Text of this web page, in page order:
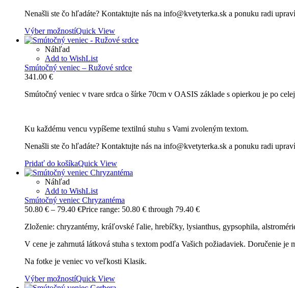
Nenašli ste čo hľadáte? Kontaktujte nás na info@kvetyterka.sk a ponuku radi
Výber možnostíQuick View
Náhľad
Add to WishList
Smútočný veniec – Ružové srdce
341.00 €
Smútočný veniec v tvare srdca o šírke 70cm v OASIS základe s opierkou je po
Ku každému vencu vypíšeme textilnú stuhu s Vami zvoleným textom.
Nenašli ste čo hľadáte? Kontaktujte nás na info@kvetyterka.sk a ponuku radi
Pridať do košíkaQuick View
Náhľad
Add to WishList
Smútočný veniec Chryzantéma
50.80 € – 79.40 €Price range: 50.80 € through 79.40 €
Zloženie: chryzantémy, kráľovské ľalie, hrebíčky, lysianthus, gypsophila,
V cene je zahrnutá látková stuha s textom podľa Vašich požiadaviek. Doručenie je
Na fotke je veniec vo veľkosti Klasik.
Výber možnostíQuick View